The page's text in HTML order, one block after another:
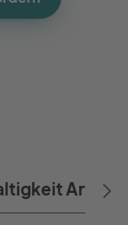
Artikel